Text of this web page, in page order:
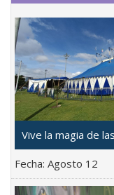
Vive la magia de
Fecha: Agosto 12